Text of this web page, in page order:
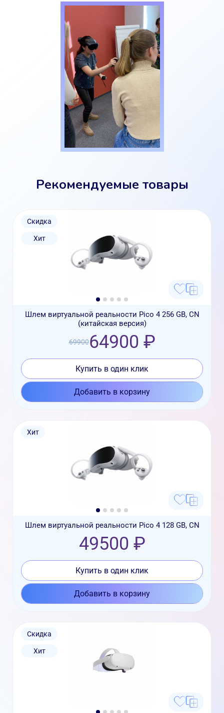
Рекомендуемые товары
Скидка
Хит
Шлем виртуальной реальности Pico 4 256 GB, CN
(китайская версия)
6990064900 ₽
Купить в один клик
Добавить в корзину
Хит
Шлем виртуальной реальности Pico 4 128 GB, CN
49500 ₽
Купить в один клик
Добавить в корзину
Скидка
Хит